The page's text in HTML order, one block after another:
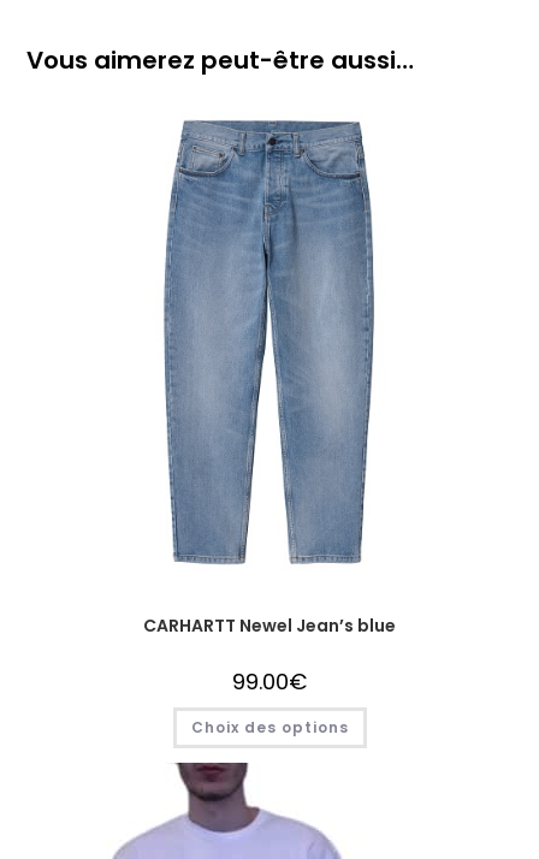
Vous aimerez peut-être aussi…
CARHARTT Newel Jean’s blue
99.00€
Choix des options